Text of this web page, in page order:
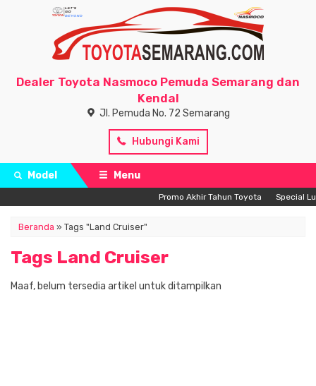
Dealer Toyota Nasmoco Pemuda Semarang dan
Kendal
Jl. Pemuda No. 72 Semarang
Hubungi Kami
Model Menu
Promo Akhir Tahun Toyota Special
Beranda » Tags "Land Cruiser"
Tags Land Cruiser
Maaf, belum tersedia artikel untuk ditampilkan